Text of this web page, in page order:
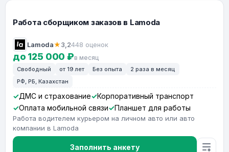
Работа сборщиком заказов в Lamoda
Lamoda★3,2448 оценок
до 125 000 ₽в месяц
Свободный от 19 лет Без опыта
2 раза в месяц
РФ, РБ, Казахстан
ДМС и страхование
Корпоративный транспорт
Оплата мобильной связи
Планшет для работы
Работа водителем курьером на личном авто или авто
компании в Lamoda
Заполнить анкету